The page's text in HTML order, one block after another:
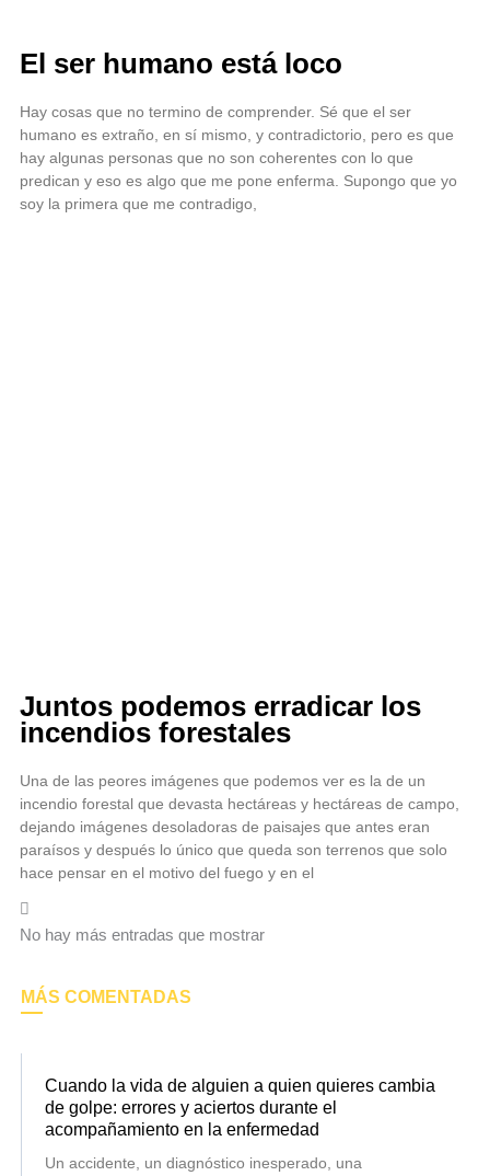
MÁS COMENTADAS
Cuando la vida de alguien a quien quieres cambia
de golpe: errores y aciertos durante el
acompañamiento en la enfermedad
Un accidente, un diagnóstico inesperado, una
El ser humano está loco
Hay cosas que no termino de comprender. Sé que el ser
humano es extraño, en sí mismo, y contradictorio, pero es que
hay algunas personas que no son coherentes con lo que
predican y eso es algo que me pone enferma. Supongo que yo
soy la primera que me contradigo,
Juntos podemos erradicar los
incendios forestales
Una de las peores imágenes que podemos ver es la de un
incendio forestal que devasta hectáreas y hectáreas de campo,
dejando imágenes desoladoras de paisajes que antes eran
paraísos y después lo único que queda son terrenos que solo
hace pensar en el motivo del fuego y en el
No hay más entradas que mostrar